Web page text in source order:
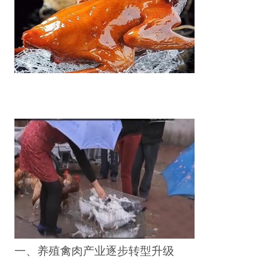
一、养殖禽肉产业逐步转型升级